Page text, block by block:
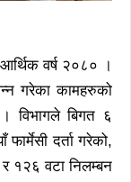
वर्ष २०८० ।
गरेका कामहरुको
। विभागले बिगत ६
दर्ता गरेको,
१२६ वटा निलम्बन